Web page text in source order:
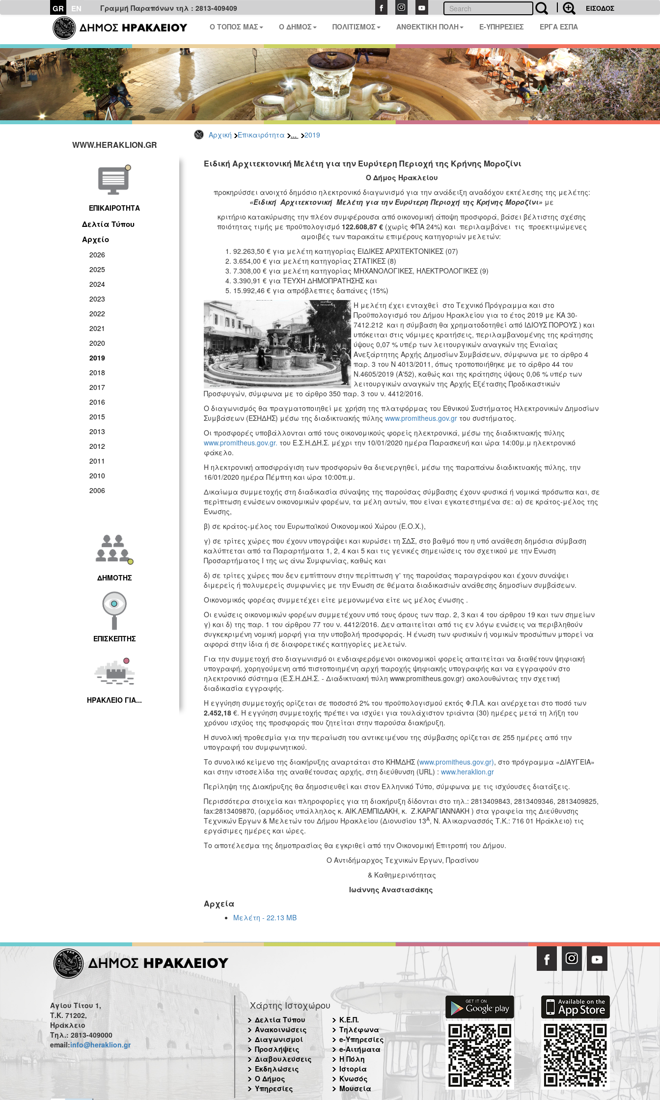
GR EN Γραμμή Παραπόνων τηλ : 2813-409409 ΕΙΣΟΔΟΣ
Ο ΤΟΠΟΣ ΜΑΣ Ο ΔΗΜΟΣ ΠΟΛΙΤΙΣΜΟΣ ΑΝΘΕΚΤΙΚΗ ΠΟΛΗ E-ΥΠΗΡΕΣΙΕΣ ΕΡΓΑ ΕΣΠΑ
Αρχική Επικαιρότητα ... 2019
WWW.HERAKLION.GR
ΕΠΙΚΑΙΡΟΤΗΤΑ
Δελτία Τύπου
Αρχείο
2026
2025
2024
2023
2022
2021
2020
2019
2018
2017
2016
2015
2013
2012
2011
2010
2006
ΔΗΜΟΤΗΣ
ΕΠΙΣΚΕΠΤΗΣ
ΗΡΑΚΛΕΙΟ ΓΙΑ...
Ειδική Αρχιτεκτονική Μελέτη για την Ευρύτερη Περιοχή της Κρήνης Μοροζίνι
Ο Δήμος Ηρακλείου
προκηρύσσει ανοιχτό δημόσιο ηλεκτρονικό διαγωνισμό για την ανάδειξη αναδόχου εκτέλεσης της μελέτης:
«Ειδική Αρχιτεκτονική Μελέτη για την Ευρύτερη Περιοχή της Κρήνης Μοροζίνι» με
κριτήριο κατακύρωσης την πλέον συμφέρουσα από οικονομική άποψη προσφορά, βάσει βέλτιστης σχέσης
ποιότητας τιμής με προϋπολογισμό 122.608,87 €(χωρίς ΦΠΑ 24%) και περιλαμβάνει τις προεκτιμώμενες
αμοιβές των παρακάτω επιμέρους κατηγοριών μελετών:
92.263,50 € για μελέτη κατηγορίας ΕΙΔΙΚΕΣ ΑΡΧΙΤΕΚΤΟΝΙΚΕΣ (07)
3.654,00 € για μελέτη κατηγορίας ΣΤΑΤΙΚΕΣ (8)
7.308,00 € για μελέτη κατηγορίας ΜΗΧΑΝΟΛΟΓΙΚΕΣ, ΗΛΕΚΤΡΟΛΟΓΙΚΕΣ (9)
3.390,91 € για ΤΕΥΧΗ ΔΗΜΟΠΡΑΤΗΣΗΣ και
15.992,46 € για απρόβλεπτες δαπάνες (15%)
Η μελέτη έχει ενταχθεί στο Τεχνικό Πρόγραμμα και στο
Προϋπολογισμό του Δήμου Ηρακλείου για το έτος 2019 με ΚΑ 30-
7412.212 και η σύμβαση θα χρηματοδοτηθεί από ΙΔΙΟΥΣ ΠΟΡΟΥΣ ) και
υπόκειται στις νόμιμες κρατήσεις, περιλαμβανομένης της κράτησης
ύψους 0,07 % υπέρ των λειτουργικών αναγκών της Ενιαίας
Ανεξάρτητης Αρχής Δημοσίων Συμβάσεων, σύμφωνα με το άρθρο 4
παρ. 3 του Ν 4013/2011, όπως τροποποιήθηκε με το άρθρο 44 του
Ν.4605/2019 (Α'52), καθώς και της κράτησης ύψους 0,06 % υπέρ των
λειτουργικών αναγκών της Αρχής Εξέτασης Προδικαστικών
Προσφυγών, σύμφωνα με το άρθρο 350 παρ. 3 του ν. 4412/2016.
Ο διαγωνισμός θα πραγματοποιηθεί με χρήση της πλατφόρμας του Εθνικού Συστήματος Ηλεκτρονικών Δημοσίων
Συμβάσεων (ΕΣΗΔΗΣ) μέσω της διαδικτυακής πύλης www.promitheus.gov.gr του συστήματος.
Οι προσφορές υποβάλλονται από τους οικονομικούς φορείς ηλεκτρονικά, μέσω της διαδικτυακής πύλης
www.promitheus.gov.gr. του Ε.Σ.Η.ΔΗ.Σ. μέχρι την 10/01/2020 ημέρα Παρασκευή και ώρα 14:00μ.μ ηλεκτρονικό
φάκελο.
Η ηλεκτρονική αποσφράγιση των προσφορών θα διενεργηθεί, μέσω της παραπάνω διαδικτυακής πύλης, την
16/01/2020 ημέρα Πέμπτη και ώρα 10:00π.μ.
Δικαίωμα συμμετοχής στη διαδικασία σύναψης της παρούσας σύμβασης έχουν φυσικά ή νομικά πρόσωπα και, σε
περίπτωση ενώσεων οικονομικών φορέων, τα μέλη αυτών, που είναι εγκατεστημένα σε: α) σε κράτος-μέλος της
Ένωσης,
β) σε κράτος-μέλος του Ευρωπαϊκού Οικονομικού Χώρου (Ε.Ο.Χ.),
γ) σε τρίτες χώρες που έχουν υπογράψει και κυρώσει τη ΣΔΣ, στο βαθμό που η υπό ανάθεση δημόσια σύμβαση
καλύπτεται από τα Παραρτήματα 1, 2, 4 και 5 και τις γενικές σημειώσεις του σχετικού με την Ένωση
Προσαρτήματος I της ως άνω Συμφωνίας, καθώς και
δ) σε τρίτες χώρες που δεν εμπίπτουν στην περίπτωση γ' της παρούσας παραγράφου και έχουν συνάψει
διμερείς ή πολυμερείς συμφωνίες με την Ένωση σε θέματα διαδικασιών ανάθεσης δημοσίων συμβάσεων.
Οικονομικός φορέας συμμετέχει είτε μεμονωμένα είτε ως μέλος ένωσης .
Οι ενώσεις οικονομικών φορέων συμμετέχουν υπό τους όρους των παρ. 2, 3 και 4 του άρθρου 19 και των σημείων
γ) και δ) της παρ. 1 του άρθρου 77 του ν. 4412/2016. Δεν απαιτείται από τις εν λόγω ενώσεις να περιβληθούν
συγκεκριμένη νομική μορφή για την υποβολή προσφοράς. Η ένωση των φυσικών ή νομικών προσώπων μπορεί να
αφορά στην ίδια ή σε διαφορετικές κατηγορίες μελετών.
Για την συμμετοχή στο διαγωνισμό οι ενδιαφερόμενοι οικονομικοί φορείς απαιτείται να διαθέτουν ψηφιακή
υπογραφή, χορηγούμενη από πιστοποιημένη αρχή παροχής ψηφιακής υπογραφής και να εγγραφούν στο
ηλεκτρονικό σύστημα (Ε.Σ.Η.ΔΗ.Σ. - Διαδικτυακή πύλη www.promitheus.gov.gr) ακολουθώντας την σχετική
διαδικασία εγγραφής.
Η εγγύηση συμμετοχής ορίζεται σε ποσοστό 2% του προϋπολογισμού εκτός Φ.Π.Α. και ανέρχεται στο ποσό των
2.452,18 €. Η εγγύηση συμμετοχής πρέπει να ισχύει για τουλάχιστον τριάντα (30) ημέρες μετά τη λήξη του
χρόνου ισχύος της προσφοράς που ζητείται στην παρούσα διακήρυξη.
Η συνολική προθεσμία για την περαίωση του αντικειμένου της σύμβασης ορίζεται σε 255 ημέρες από την
υπογραφή του συμφωνητικού.
Το συνολικό κείμενο της διακήρυξης αναρτάται στο ΚΗΜΔΗΣ (www.promitheus.gov.gr), στο πρόγραμμα «ΔΙΑΥΓΕΙΑ»
και στην ιστοσελίδα της αναθέτουσας αρχής, στη διεύθυνση (URL) : www.heraklion.gr
Περίληψη της Διακήρυξης θα δημοσιευθεί και στον Ελληνικό Τύπο, σύμφωνα με τις ισχύουσες διατάξεις.
Περισσότερα στοιχεία και πληροφορίες για τη διακήρυξη δίδονται στο τηλ.: 2813409843, 2813409346, 2813409825,
fax:2813409870, (αρμόδιος υπάλληλος κ. ΑΙΚ.ΛΕΜΠΙΔΑΚΗ, κ. Ζ.ΚΑΡΑΓΙΑΝΝΑΚΗ ) στα γραφεία της Διεύθυνσης
Τεχνικών Έργων & Μελετών του Δήμου Ηρακλείου (Διονυσίου 13Α, Ν. Αλικαρνασσός Τ.Κ.: 716 01 Ηράκλειο) τις
εργάσιμες ημέρες και ώρες.
Το αποτέλεσμα της δημοπρασίας θα εγκριθεί από την Οικονομική Επιτροπή του Δήμου.
O Αντιδήμαρχος Τεχνικών Έργων, Πρασίνου
& Καθημερινότητας
Ιωάννης Αναστασάκης
Αρχεία
Μελέτη - 22.13 MB
Αγίου Τίτου 1,
Τ.Κ. 71202,
Ηράκλειο
Τηλ.: 2813-409000
email:info@heraklion.gr
Χάρτης Ιστοχώρου
Δελτία Τύπου
Ανακοινώσεις
Διαγωνισμοί
Προσλήψεις
Διαβουλεύσεις
Εκδηλώσεις
Ο Δήμος
Υπηρεσίες
Κ.Ε.Π.
Τηλέφωνα
e-Υπηρεσίες
e-Αιτήματα
Η Πόλη
Ιστορία
Κνωσός
Μουσεία